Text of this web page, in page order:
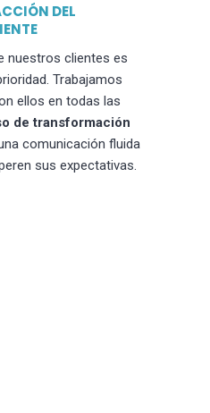
DEL
nuestros clientes es
Trabajamos
ellos en todas las
de transformación
comunicación fluida
sus expectativas.